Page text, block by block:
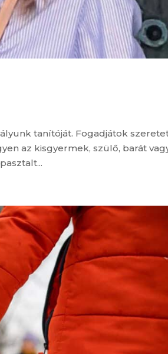
tanítóját. Fogadjátok
az kisgyermek, szülő, barát